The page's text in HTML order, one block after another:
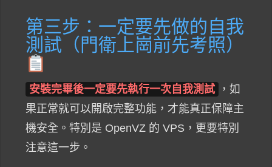
第三步：一定要先做的自我
測試（門衛上崗前先考照）
安裝完畢後一定要先執行一次自我測試
，如
果正常就可以開啟完整功能，才能真正保障主
機安全。特別是 OpenVZ 的 VPS，更要特別
注意這一步。